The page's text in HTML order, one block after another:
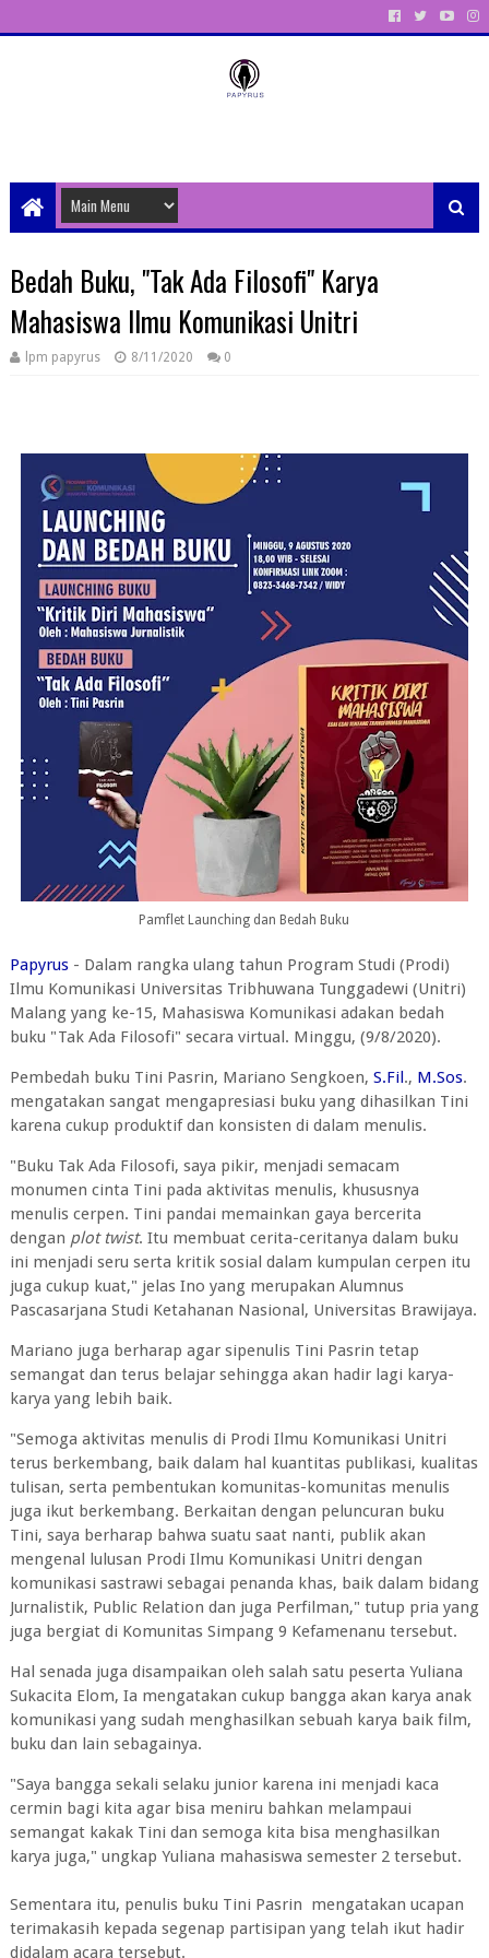
Bedah Buku, "Tak Ada Filosofi" Karya
Mahasiswa Ilmu Komunikasi Unitri
lpm papyrus 8/11/2020 0
Pamflet Launching dan Bedah Buku
Papyrus- Dalam rangka ulang tahun Program Studi (Prodi)
Ilmu Komunikasi Universitas Tribhuwana Tunggadewi (Unitri)
Malang yang ke-15, Mahasiswa Komunikasi adakan bedah
buku "Tak Ada Filosofi" secara virtual. Minggu, (9/8/2020).
Pembedah buku Tini Pasrin, Mariano Sengkoen, S.Fil., M.Sos.
mengatakan sangat mengapresiasi buku yang dihasilkan Tini
karena cukup produktif dan konsisten di dalam menulis.
"Buku Tak Ada Filosofi, saya pikir, menjadi semacam
monumen cinta Tini pada aktivitas menulis, khususnya
menulis cerpen. Tini pandai memainkan gaya bercerita
dengan plot twist. Itu membuat cerita-ceritanya dalam buku
ini menjadi seru serta kritik sosial dalam kumpulan cerpen itu
juga cukup kuat," jelas Ino yang merupakan Alumnus
Pascasarjana Studi Ketahanan Nasional, Universitas Brawijaya.
Mariano juga berharap agar sipenulis Tini Pasrin tetap
semangat dan terus belajar sehingga akan hadir lagi karya-
karya yang lebih baik.
"Semoga aktivitas menulis di Prodi Ilmu Komunikasi Unitri
terus berkembang, baik dalam hal kuantitas publikasi, kualitas
tulisan, serta pembentukan komunitas-komunitas menulis
juga ikut berkembang. Berkaitan dengan peluncuran buku
Tini, saya berharap bahwa suatu saat nanti, publik akan
mengenal lulusan Prodi Ilmu Komunikasi Unitri dengan
komunikasi sastrawi sebagai penanda khas, baik dalam bidang
Jurnalistik, Public Relation dan juga Perfilman," tutup pria yang
juga bergiat di Komunitas Simpang 9 Kefamenanu tersebut.
Hal senada juga disampaikan oleh salah satu peserta Yuliana
Sukacita Elom, Ia mengatakan cukup bangga akan karya anak
komunikasi yang sudah menghasilkan sebuah karya baik film,
buku dan lain sebagainya.
"Saya bangga sekali selaku junior karena ini menjadi kaca
cermin bagi kita agar bisa meniru bahkan melampaui
semangat kakak Tini dan semoga kita bisa menghasilkan
karya juga," ungkap Yuliana mahasiswa semester 2 tersebut.
Sementara itu, penulis buku Tini Pasrin mengatakan ucapan
terimakasih kepada segenap partisipan yang telah ikut hadir
didalam acara tersebut.